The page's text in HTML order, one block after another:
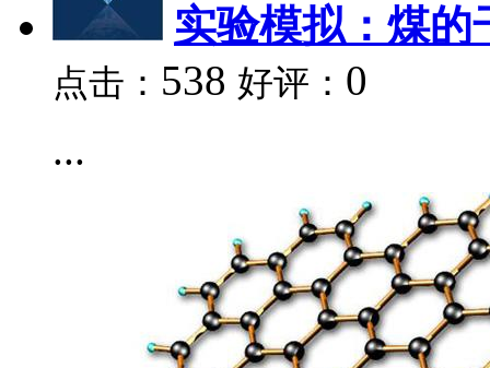
实验模拟：煤的
点击： 538 好评： 0
...